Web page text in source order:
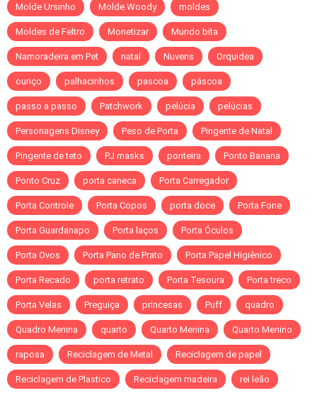
Molde Ursinho Molde Woody moldes
Moldes de Feltro Monetizar Mundo bita
Namoradeira em Pet natal Nuvens Orquidea
ouriço palhacinhos pascoa páscoa
passo a passo Patchwork pelúcia pelúcias
Personagens Disney Peso de Porta Pingente de Natal
Pingente de teto PJ masks ponteira Ponto Banana
Ponto Cruz porta caneca Porta Carregador
Porta Controle Porta Copos porta doce Porta Fone
Porta Guardanapo Porta laços Porta Óculos
Porta Ovos Porta Pano de Prato Porta Papel Higiênico
Porta Recado porta retrato Porta Tesoura Porta treco
Porta Velas Preguiça princesas Puff quadro
Quadro Menina quarto Quarto Menina Quarto Menino
raposa Reciclagem de Metal Reciclagem de papel
Reciclagem de Plastico Reciclagem madeira rei leão